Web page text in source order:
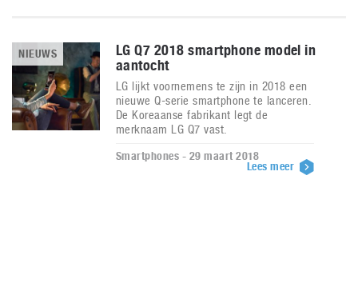
NIEUWS
LG Q7 2018 smartphone model in
aantocht
LG lijkt voornemens te zijn in 2018 een
nieuwe Q-serie smartphone te lanceren.
De Koreaanse fabrikant legt de
merknaam LG Q7 vast.
Smartphones - 29 maart 2018
Lees meer